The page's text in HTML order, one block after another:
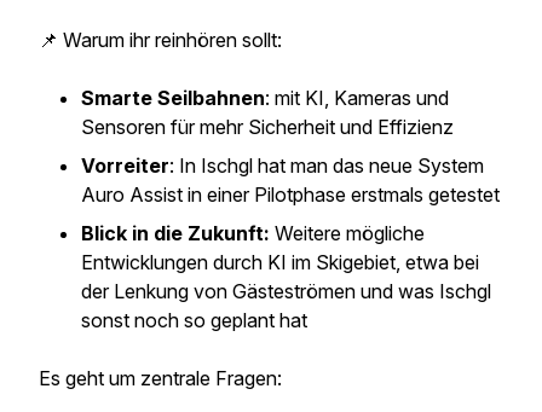
📌 Warum ihr reinhören sollt:
Smarte Seilbahnen: mit KI, Kameras und
Sensoren für mehr Sicherheit und Effizienz
Vorreiter: In Ischgl hat man das neue System
Auro Assist in einer Pilotphase erstmals getestet
Blick in die Zukunft: Weitere mögliche
Entwicklungen durch KI im Skigebiet, etwa bei
der Lenkung von Gästeströmen und was Ischgl
sonst noch so geplant hat
Es geht um zentrale Fragen: